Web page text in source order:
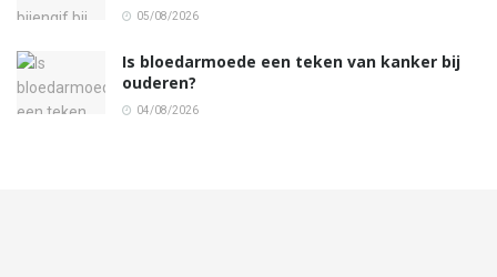
05/08/2026
Is bloedarmoede een teken van kanker bij
ouderen?
04/08/2026